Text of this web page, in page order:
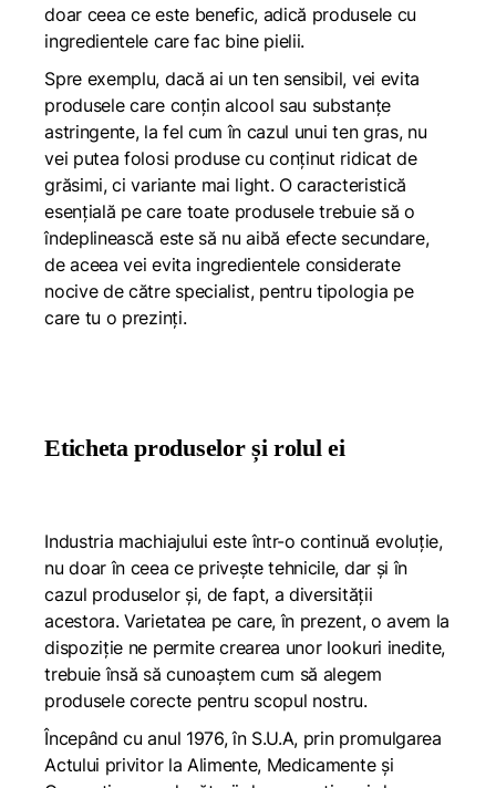
doar ceea ce este benefic, adică produsele cu
ingredientele care fac bine pielii.
Spre exemplu, dacă ai un ten sensibil, vei evita
produsele care conțin alcool sau substanțe
astringente, la fel cum în cazul unui ten gras, nu
vei putea folosi produse cu conținut ridicat de
grăsimi, ci variante mai light. O caracteristică
esențială pe care toate produsele trebuie să o
îndeplinească este să nu aibă efecte secundare,
de aceea vei evita ingredientele considerate
nocive de către specialist, pentru tipologia pe
care tu o prezinți.
Eticheta produselor și rolul ei
Industria machiajului este într-o continuă evoluție,
nu doar în ceea ce privește tehnicile, dar și în
cazul produselor și, de fapt, a diversității
acestora. Varietatea pe care, în prezent, o avem la
dispoziție ne permite crearea unor lookuri inedite,
trebuie însă să cunoaștem cum să alegem
produsele corecte pentru scopul nostru.
Începând cu anul 1976, în S.U.A, prin promulgarea
Actului privitor la Alimente, Medicamente și